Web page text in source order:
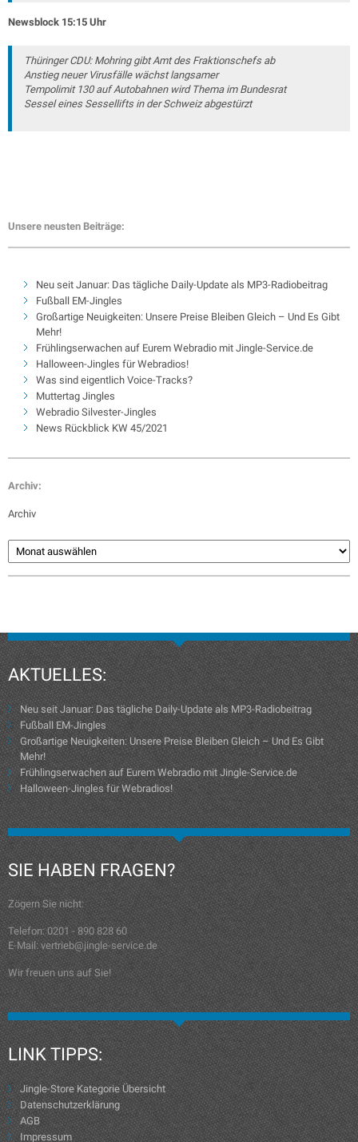
Newsblock 15:15 Uhr
Thüringer CDU: Mohring gibt Amt des Fraktionschefs ab
Anstieg neuer Virusfälle wächst langsamer
Tempolimit 130 auf Autobahnen wird Thema im Bundesrat
Sessel eines Sessellifts in der Schweiz abgestürzt
Unsere neusten Beiträge:
Neu seit Januar: Das tägliche Daily-Update als MP3-Radiobeitrag
Fußball EM-Jingles
Großartige Neuigkeiten: Unsere Preise Bleiben Gleich – Und Es Gibt
Mehr!
Frühlingserwachen auf Eurem Webradio mit Jingle-Service.de
Halloween-Jingles für Webradios!
Was sind eigentlich Voice-Tracks?
Muttertag Jingles
Webradio Silvester-Jingles
News Rückblick KW 45/2021
Archiv:
Archiv
AKTUELLES:
Neu seit Januar: Das tägliche Daily-Update als MP3-Radiobeitrag
Fußball EM-Jingles
Großartige Neuigkeiten: Unsere Preise Bleiben Gleich – Und Es Gibt
Mehr!
Frühlingserwachen auf Eurem Webradio mit Jingle-Service.de
Halloween-Jingles für Webradios!
SIE HABEN FRAGEN?
Zögern Sie nicht:
Telefon: 0201 - 890 828 60
E-Mail: vertrieb@jingle-service.de
Wir freuen uns auf Sie!
LINK TIPPS:
Jingle-Store Kategorie Übersicht
Datenschutzerklärung
AGB
Impressum